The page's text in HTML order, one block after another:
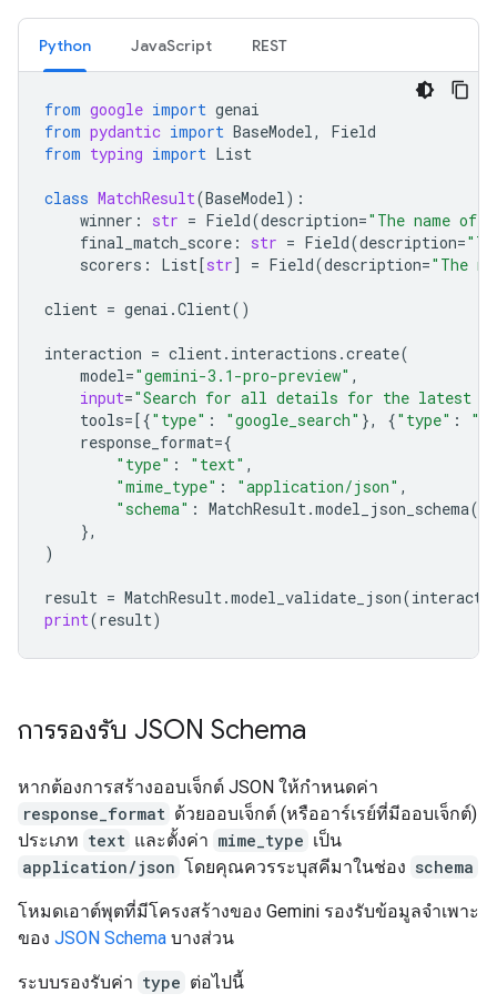
Python JavaScript REST
from google import genai
from pydantic import BaseModel,
Field
from typing import List
class MatchResult(BaseModel):
winner : str = Field(description="The name of
final_match_score : str = Field(description=
scorers : List[str] = Field(description="The
client = genai .Client()
interaction = client. interactions .create(
model="gemini-3.1-pro-preview" ,
input="Search for all details for the latest
tools=[{"type" : "google_search" }, {"type" :
response_format={
"type" : "text" ,
"mime_type" : "application/json" ,
"schema" : MatchResult.model_json_schema()
},
)
result = MatchResult.model_validate_json(
print(result)
การรองรับ JSON Schema
หากต้องการสร้างออบเจ็กต์ JSON ให้กำหนดค่า
response_format ด้วยออบเจ็กต์ (หรืออาร์เรย์ที่มีออบเจ็กต์)
ประเภท text และตั้งค่า mime_type เป็น
application/json โดยคุณควรระบุสคีมาในช่อง schema
โหมดเอาต์พุตที่มีโครงสร้างของ Gemini รองรับข้อมูลจำเพาะ
ของ JSON Schema บางส่วน
ระบบรองรับค่า type ต่อไปนี้